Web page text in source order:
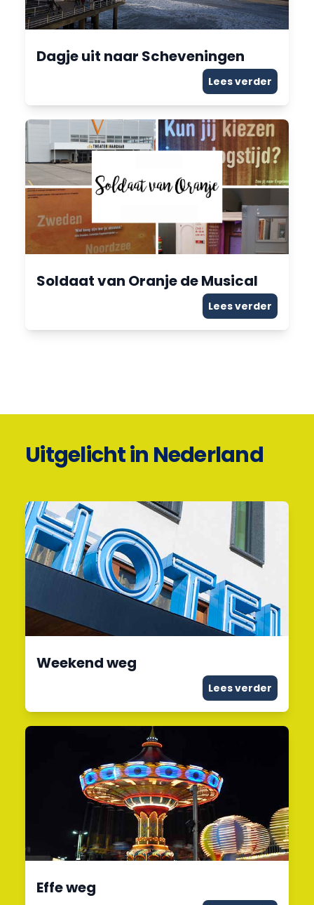
Dagje uit naar Scheveningen
Lees verder
Soldaat van Oranje de Musical
Lees verder
Uitgelicht in Nederland
Weekend weg
Lees verder
Effe weg